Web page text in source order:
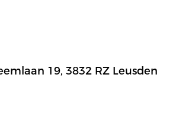
19, 3832 RZ Leusden